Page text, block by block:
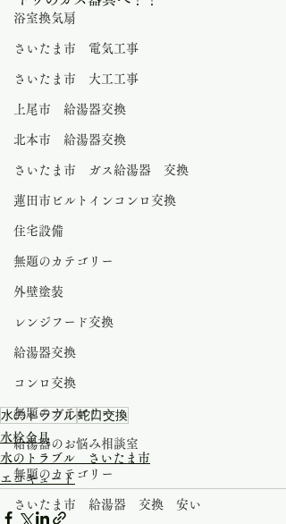
浴室換気扇
さいたま市 電気工事
さいたま市 大工工事
上尾市 給湯器交換
北本市 給湯器交換
さいたま市 ガス給湯器 交換
蓮田市ビルトインコンロ交換
住宅設備
無題のカテゴリー
外壁塗装
レンジフード交換
給湯器交換
コンロ交換
無題のカテゴリー
給湯器のお悩み相談室
無題のカテゴリー
さいたま市 給湯器 交換 安い
水のトラブル蛇口交換
水栓金具
水のトラブル さいたま市
エコキュート